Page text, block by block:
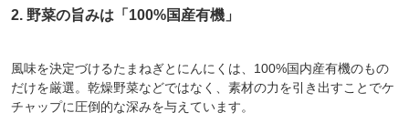
2. 野菜の旨みは「100%国産有機」
風味を決定づけるたまねぎとにんにくは、100%国内産有機のもの
だけを厳選。乾燥野菜などではなく、素材の力を引き出すことでケ
チャップに圧倒的な深みを与えています。